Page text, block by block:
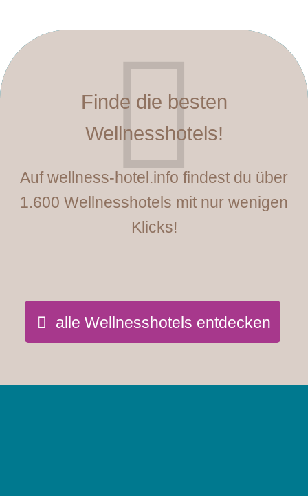
Finde die besten
Wellnesshotels!
Auf wellness-hotel.info findest du über
1.600 Wellnesshotels mit nur wenigen
Klicks!
alle Wellnesshotels entdecken